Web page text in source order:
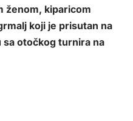
ženom, kiparicom
koji je prisutan na
otočkog turnira na